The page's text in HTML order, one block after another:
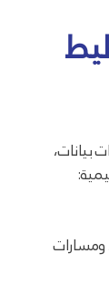
بيانات،
ومسارات